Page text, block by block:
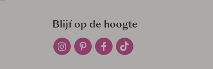
Blijf op de hoogte